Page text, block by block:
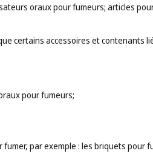
oraux pour fumeurs; articles
certains accessoires et contenants
pour fumeurs;
par exemple : les briquets pour